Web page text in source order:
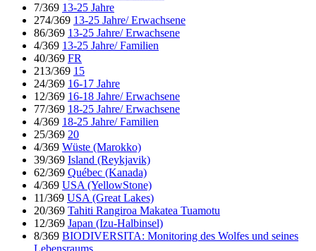
7/369 13-25 Jahre
274/369 13-25 Jahre/ Erwachsene
86/369 13-25 Jahre/ Erwachsene
4/369 13-25 Jahre/ Familien
40/369 FR
213/369 15
24/369 16-17 Jahre
12/369 16-18 Jahre/ Erwachsene
77/369 18-25 Jahre/ Erwachsene
4/369 18-25 Jahre/ Familien
25/369 20
4/369 Wüste (Marokko)
39/369 Island (Reykjavik)
62/369 Québec (Kanada)
4/369 USA (YellowStone)
11/369 USA (Great Lakes)
20/369 Tahiti Rangiroa Makatea Tuamotu
12/369 Japan (Izu-Halbinsel)
8/369 BIODIVERSITA: Monitoring des Wolfes und seines